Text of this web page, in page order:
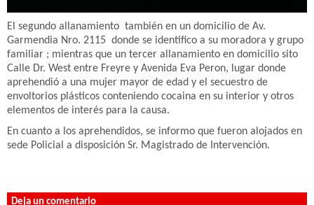
El segundo allanamiento también en un domicilio de Av.
Garmendia Nro. 2115 donde se identifico a su moradora y grupo
familiar ; mientras que un tercer allanamiento en domicilio sito
Calle Dr. West entre Freyre y Avenida Eva Peron, lugar donde
aprehendió a una mujer mayor de edad y el secuestro de
envoltorios plásticos conteniendo cocaina en su interior y otros
elementos de interés para la causa.
En cuanto a los aprehendidos, se informo que fueron alojados en
sede Policial a disposición Sr. Magistrado de Intervención.
Deja un comentario